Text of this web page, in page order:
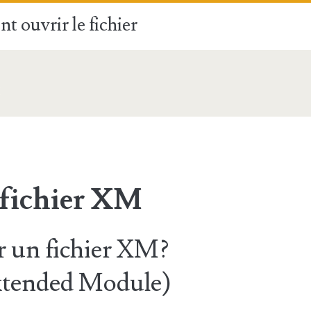
ouvrir le fichier
XM
un fichier XM?
Module)